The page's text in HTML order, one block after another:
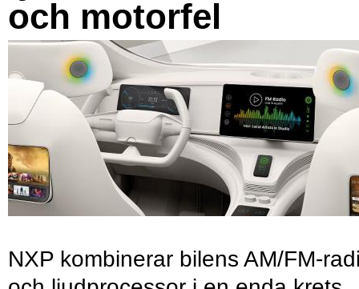
och motorfel
NXP kombinerar bilens AM/FM-